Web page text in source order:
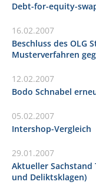
Debt-for-equity-
16.02.2007
Beschluss des OLG
Musterverfahren
12.02.2007
Bodo Schnabel
05.02.2007
Intershop-Vergleich
29.01.2007
Aktueller Sachstand
und Deliktsklagen)